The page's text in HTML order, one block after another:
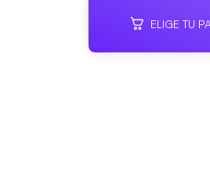
ELIGE TU